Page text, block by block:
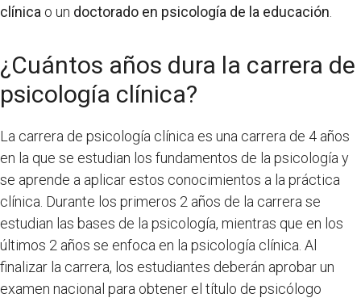
clínica o un doctorado en psicología de la educación
¿Cuántos años dura la carrera de
psicología clínica?
La carrera de psicología clínica es una carrera de 4 años
en la que se estudian los fundamentos de la psicología y
se aprende a aplicar estos conocimientos a la práctica
clínica. Durante los primeros 2 años de la carrera se
estudian las bases de la psicología, mientras que en los
últimos 2 años se enfoca en la psicología clínica. Al
finalizar la carrera, los estudiantes deberán aprobar un
examen nacional para obtener el título de psicólogo